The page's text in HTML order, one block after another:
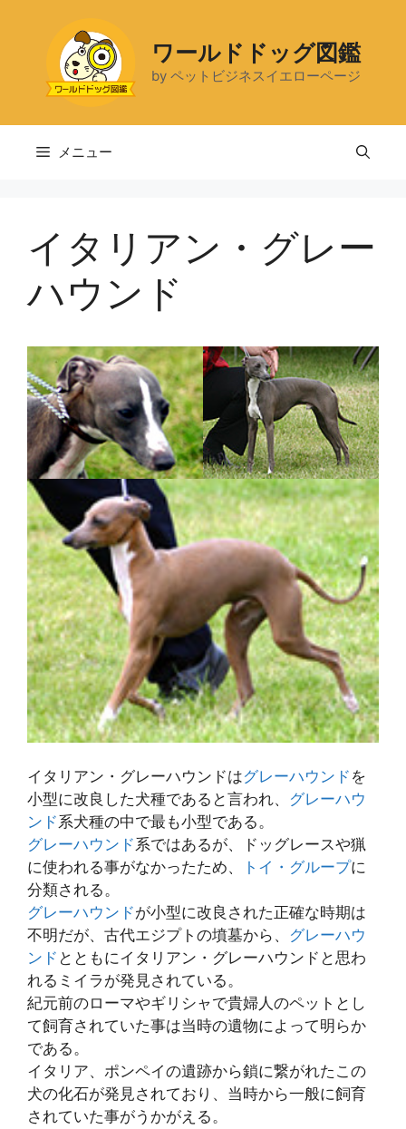
へ
ワールドドッグ図鑑
by ペットビジネスイエローページ
メニュー
イタリアン・グレー
ハウンド
イタリアン・グレーハウンドはグレーハウンド を
小型に改良した犬種であると言われ、 グレーハウ
ンド系犬種の中で最も小型である。
グレーハウンド系ではあるが、ドッグレースや猟
に使われる事がなかったため、
トイ・グループに
分類される。
グレーハウンドが小型に改良された正確な時期は
不明だが、古代エジプトの墳墓から、 グレーハウ
ンド とともにイタリアン・グレーハウンドと思わ
れるミイラが発見されている。
紀元前のローマやギリシャで貴婦人のペットとし
て飼育されていた事は当時の遺物によって明らか
である。
イタリア、ポンペイの遺跡から鎖に繋がれたこの
犬の化石が発見されており、当時から一般に飼育
されていた事がうかがえる。